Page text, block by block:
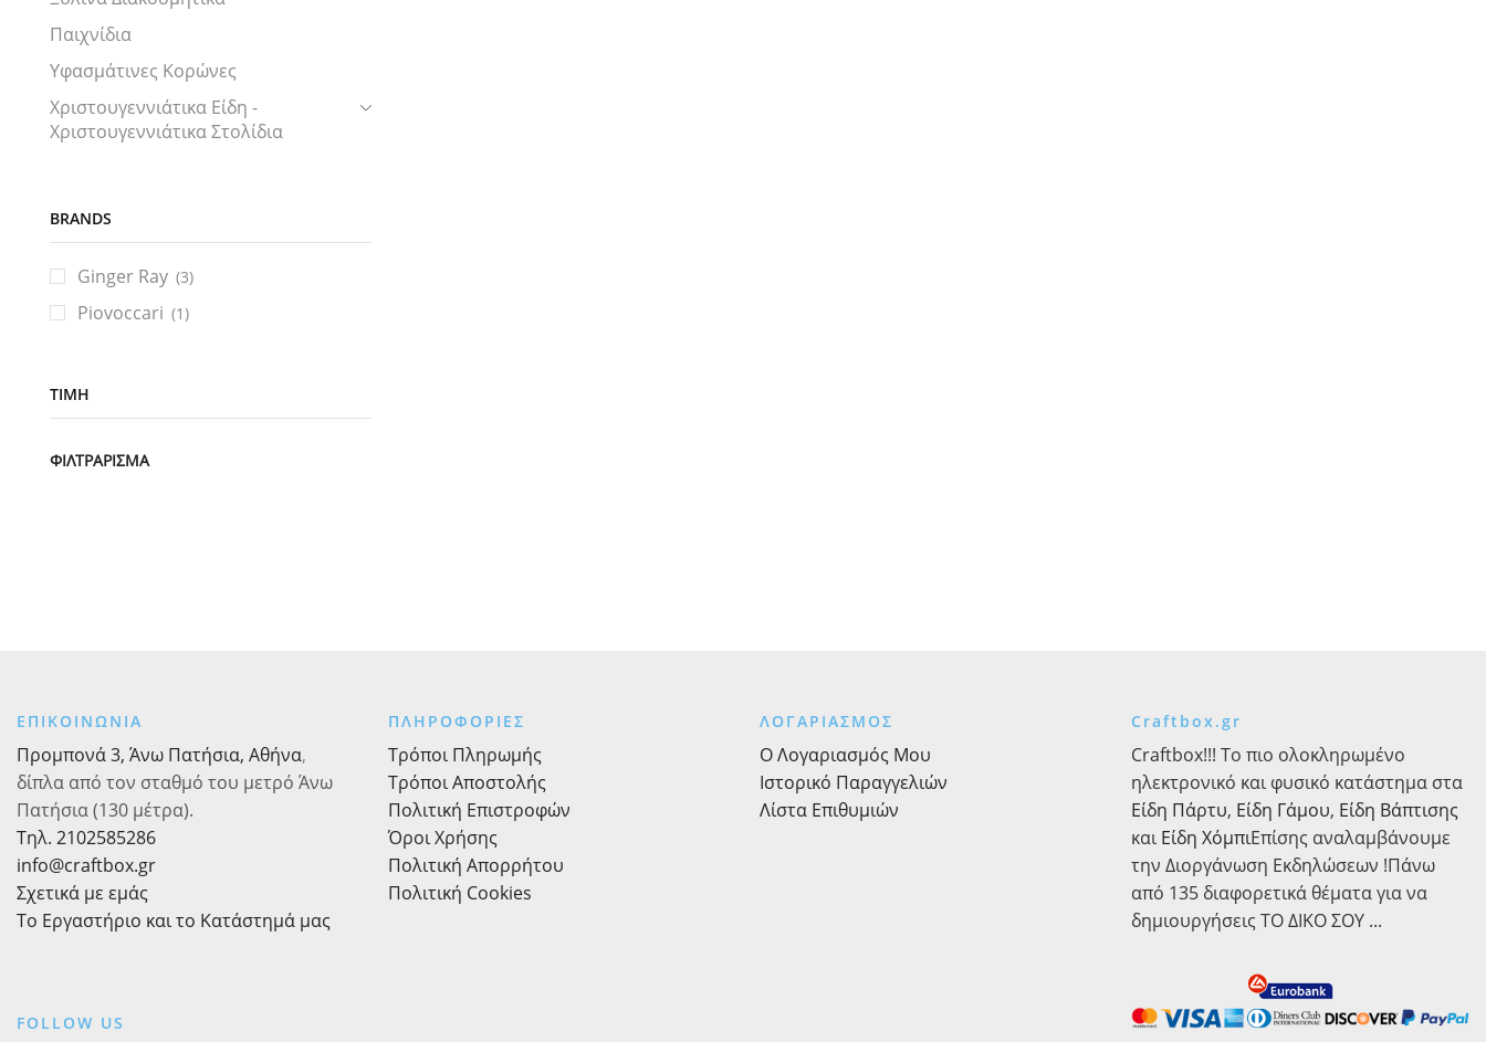
Παιχνίδια
Υφασμάτινες Κορώνες
Χριστουγεννιάτικα Είδη -
Χριστουγεννιάτικα Στολίδια
BRANDS
Ginger Ray (3)
Piovoccari (1)
ΤΙΜΉ
ΦΙΛΤΡΆΡΙΣΜΑ
ΕΠΙΚΟΙΝΩΝΙΑ
Προμπονά 3, Άνω Πατήσια, Αθήνα,
δίπλα από τον σταθμό του μετρό Άνω
Πατήσια (130 μέτρα).
Τηλ. 2102585286
info@craftbox.gr
Σχετικά με εμάς
Το Εργαστήριο και το Κατάστημά μας
FOLLOW US
ΠΛΗΡΟΦΟΡΙΕΣ
Τρόποι Πληρωμής
Τρόποι Αποστολής
Πολιτική Επιστροφών
Όροι Χρήσης
Πολιτική Απορρήτου
Πολιτική Cookies
ΛΟΓΑΡΙΑΣΜΟΣ
Ο Λογαριασμός Μου
Ιστορικό Παραγγελιών
Λίστα Επιθυμιών
Craftbox.gr
Craftbox!!! Το πιο ολοκληρωμένο
ηλεκτρονικό και φυσικό κατάστημα στα
Είδη Πάρτυ, Είδη Γάμου, Είδη Βάπτισης
και Είδη ΧόμπιΕπίσης αναλαμβάνουμε
την Διοργάνωση Εκδηλώσεων !Πάνω
από 135 διαφορετικά θέματα για να
δημιουργήσεις ΤΟ ΔΙΚΟ ΣΟΥ ...